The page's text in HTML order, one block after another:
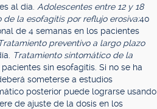
al día. Adolescentes entre 12 y 18
la esofagitis por reflujo erosiva:40
de 4 semanas en los pacientes
preventivo a largo plazo
Tratamiento sintomático de la
sin esofagitis. Si no se ha
someterse a estudios
posterior puede lograrse usando
de ajuste de la dosis en los